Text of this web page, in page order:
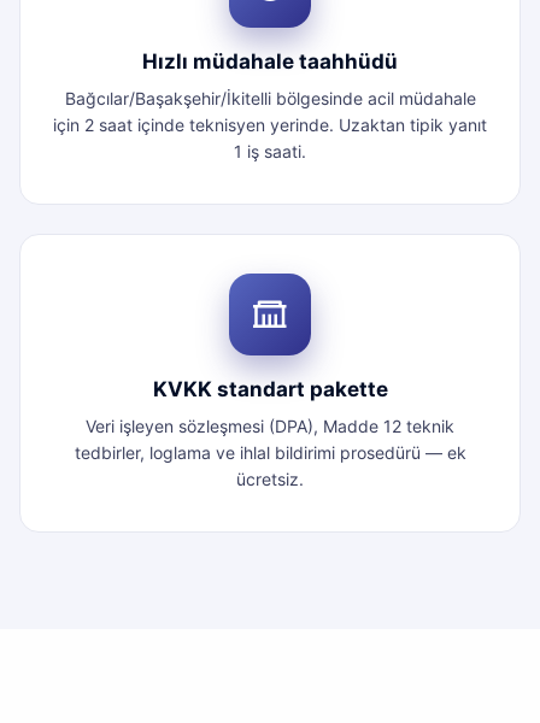
Hızlı müdahale taahhüdü
Bağcılar/Başakşehir/İkitelli bölgesinde acil müdahale
için 2 saat içinde teknisyen yerinde. Uzaktan tipik yanıt
1 iş saati.
KVKK standart pakette
Veri işleyen sözleşmesi (DPA), Madde 12 teknik
tedbirler, loglama ve ihlal bildirimi prosedürü — ek
ücretsiz.